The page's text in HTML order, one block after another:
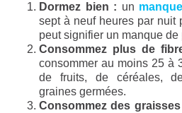
Dormez bien : un
sept à neuf heures par nuit
peut signifier un manque de
Consommez plus de
consommer au moins 25 à
de fruits, de céréales,
graines germées.
Consommez des